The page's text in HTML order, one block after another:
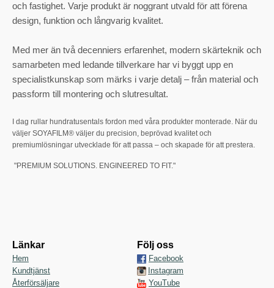
och fastighet. Varje produkt är noggrant utvald för att förena
design, funktion och långvarig kvalitet.
Med mer än två decenniers erfarenhet, modern skärteknik och
samarbeten med ledande tillverkare har vi byggt upp en
specialistkunskap som märks i varje detalj – från material och
passform till montering och slutresultat.
I dag rullar hundratusentals fordon med våra produkter monterade. När du
väljer SOYAFILM® väljer du precision, beprövad kvalitet och
premiumlösningar utvecklade för att passa – och skapade för att prestera.
"PREMIUM SOLUTIONS. ENGINEERED TO FIT."
Länkar
Hem
Kundtjänst
Återförsäljare
Följ oss
Facebook
Instagram
YouTube